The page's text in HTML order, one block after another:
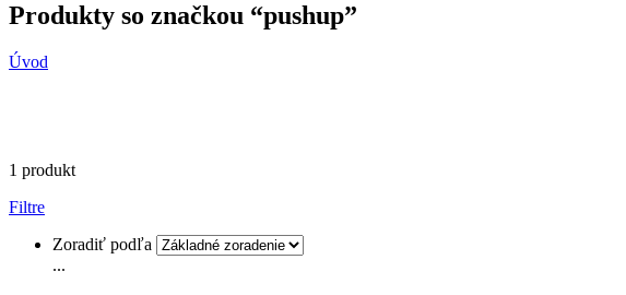
Produkty so značkou “pushup”
Úvod
1 produkt
Filtre
Zoradiť podľa
...